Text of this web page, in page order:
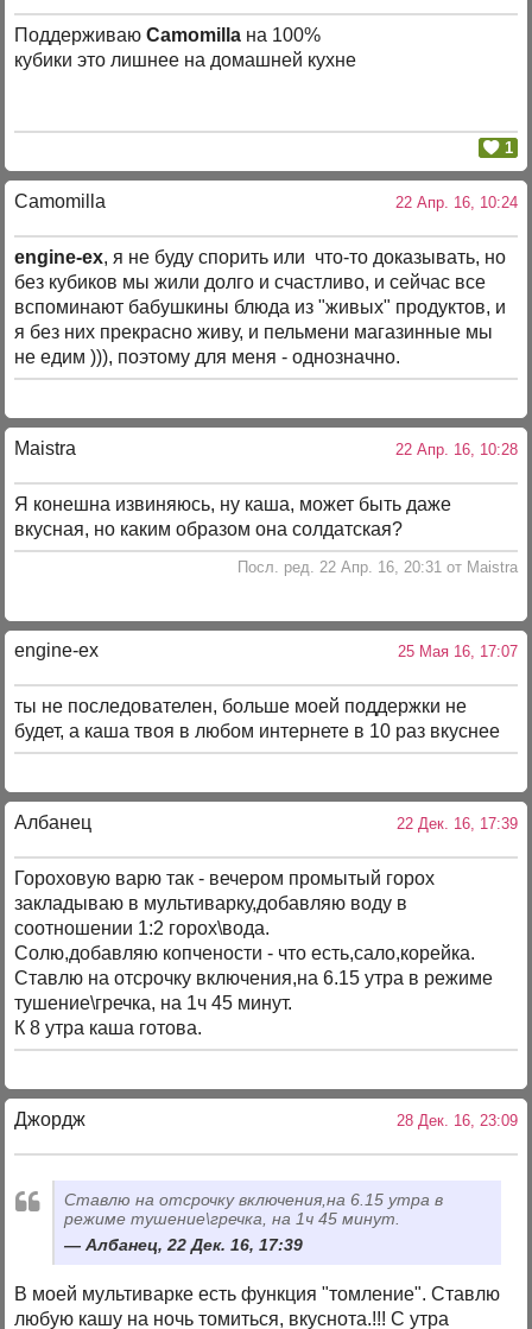
ПоддерживаюCamomilla на 100%
кубики это лишнее на домашней кухне
1
Camomilla 22 Апр. 16, 10:24
engine-ex, я не буду спорить или что-то доказывать, но
без кубиков мы жили долго и счастливо, и сейчас все
вспоминают бабушкины блюда из "живых" продуктов, и
я без них прекрасно живу, и пельмени магазинные мы
не едим ))), поэтому для меня - однозначно.
Maistra 22 Апр. 16, 10:28
Я конешна извиняюсь, ну каша, может быть даже
вкусная, но каким образом она солдатская?
Посл. ред. 22 Апр. 16, 20:31 от Maistra
engine-ex 25 Мая 16, 17:07
ты не последователен, больше моей поддержки не
будет, а каша твоя в любом интернете в 10 раз вкуснее
Албанец 22 Дек. 16, 17:39
Гороховую варю так - вечером промытый горох
закладываю в мультиварку,добавляю воду в
соотношении 1:2 горох\вода.
Солю,добавляю копчености - что есть,сало,корейка.
Ставлю на отсрочку включения,на 6.15 утра в режиме
тушение\гречка, на 1ч 45 минут.
К 8 утра каша готова.
Джордж 28 Дек. 16, 23:09
Ставлю на отсрочку включения,на 6.15 утра в
режиме тушение\гречка, на 1ч 45 минут.
Албанец, 22 Дек. 16, 17:39
В моей мультиварке есть функция "томление". Ставлю
любую кашу на ночь томиться, вкуснота.!!! С утра